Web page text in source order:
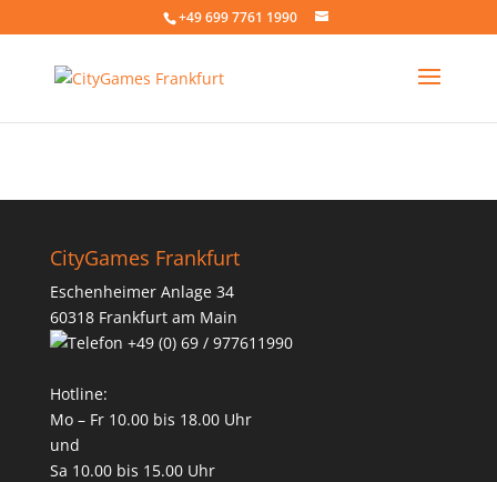
+49 699 7761 1990
CityGames Frankfurt
Eschenheimer Anlage 34
60318 Frankfurt am Main
+49 (0) 69 / 977611990
Hotline:
Mo – Fr 10.00 bis 18.00 Uhr
und
Sa 10.00 bis 15.00 Uhr